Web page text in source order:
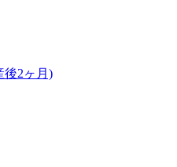
後2ヶ月)